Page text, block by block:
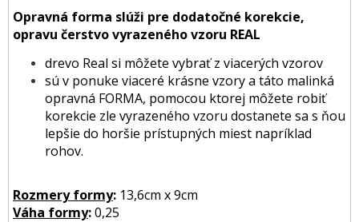
Opravná forma slúži pre dodatočné korekcie,
opravu čerstvo vyrazeného vzoru REAL
drevo Real si môžete vybrať z viacerých vzorov
sú v ponuke viaceré krásne vzory a táto malinká
opravná FORMA, pomocou ktorej môžete robiť
korekcie zle vyrazeného vzoru dostanete sa s ňou
lepšie do horšie prístupných miest napríklad
rohov.
Rozmery formy: 13,6cm x 9cm
Váha formy:0,25